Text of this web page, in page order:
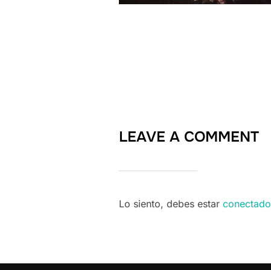
LEAVE A COMMENT
Lo siento, debes estar conectado